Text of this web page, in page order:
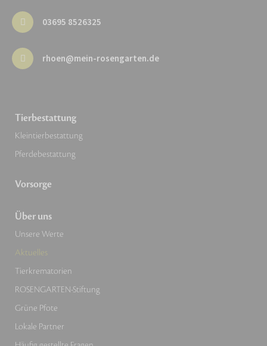
03695 8526325
rhoen@mein-rosengarten.de
Tierbestattung
Kleintierbestattung
Pferdebestattung
Vorsorge
Über uns
Unsere Werte
Aktuelles
Tierkrematorien
ROSENGARTEN-Stiftung
Grüne Pfote
Lokale Partner